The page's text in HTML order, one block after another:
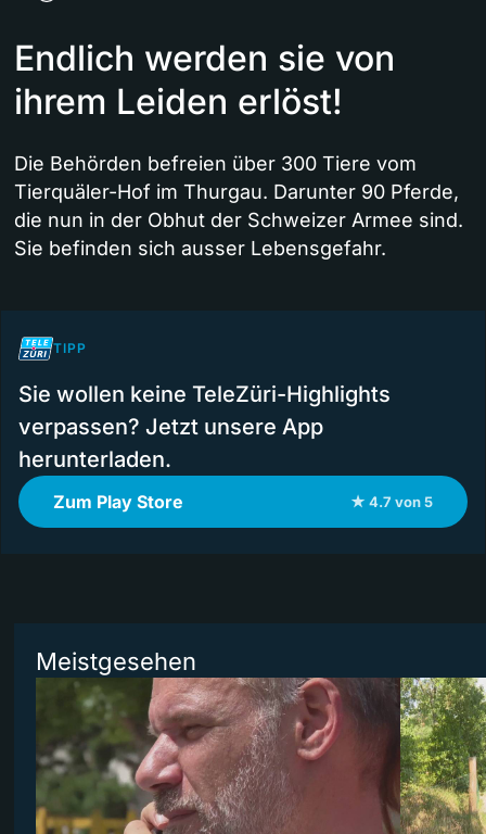
Endlich werden sie von
ihrem Leiden erlöst!
Die Behörden befreien über 300 Tiere vom
Tierquäler-Hof im Thurgau. Darunter 90 Pferde,
die nun in der Obhut der Schweizer Armee sind.
Sie befinden sich ausser Lebensgefahr.
TIPP
Sie wollen keine TeleZüri-Highlights
verpassen? Jetzt unsere App
herunterladen.
Zum Play Store ★ 4.7 von 5
Meistgesehen